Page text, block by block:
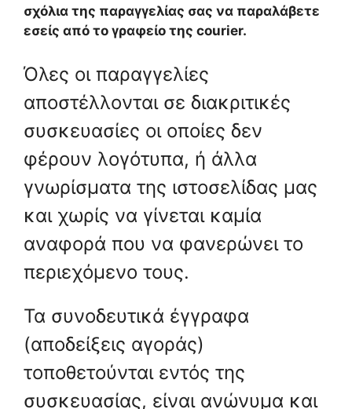
σχόλια της παραγγελίας σας να παραλάβετε
εσείς από το γραφείο της courier.
Όλες οι παραγγελίες
αποστέλλονται σε διακριτικές
συσκευασίες οι οποίες δεν
φέρουν λογότυπα, ή άλλα
γνωρίσματα της ιστοσελίδας μας
και χωρίς να γίνεται καμία
αναφορά που να φανερώνει το
περιεχόμενο τους.
Τα συνοδευτικά έγγραφα
(αποδείξεις αγοράς)
τοποθετούνται εντός της
συσκευασίας, είναι ανώνυμα και